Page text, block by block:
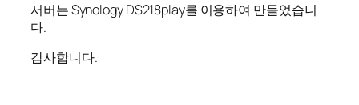
서버는 Synology DS218play를 이용하여 만들었습니
다.
감사합니다.